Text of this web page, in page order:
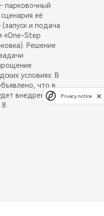
парковочный
её
и подача
«One-Step
Решение
условиях. В
что в
внедрена на
Privacy notice